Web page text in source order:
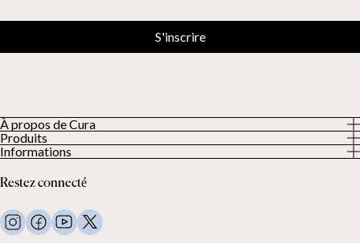
À propos de Cura
À propos
Nos clients
Produits
Tous les produits
Couettes lestées
Linge de lit
Oreillers et plus
Informations
Conditions générales
FAQ
Nous contacter
Restez connecté
S'inscrire